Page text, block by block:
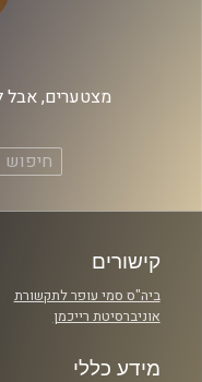
מצטערים, אבל
קישורים
ביה"ס סמי עופר לתקשורת
אוניברסיטת רייכמן
מידע כללי